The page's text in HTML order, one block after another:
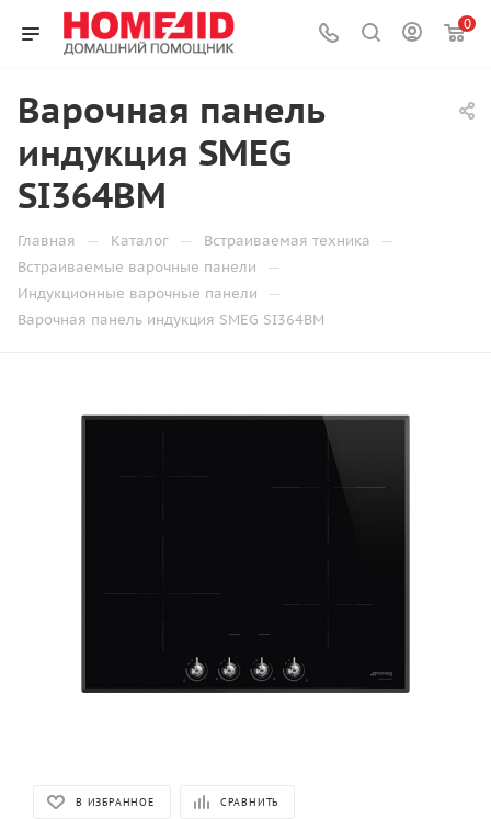
0
Варочная панель
индукция SMEG
SI364BM
Главная — Каталог — Встраиваемая техника —
Встраиваемые варочные панели —
Индукционные варочные панели —
Варочная панель индукция SMEG SI364BM
В ИЗБРАННОЕ СРАВНИТЬ